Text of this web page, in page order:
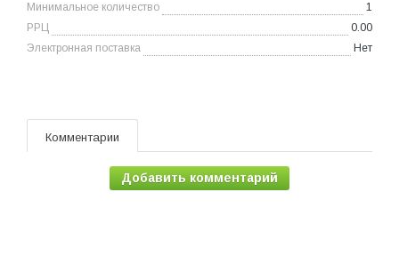
Минимальное количество
1
РРЦ
0.00
Электронная поставка
Нет
Комментарии
Добавить комментарий